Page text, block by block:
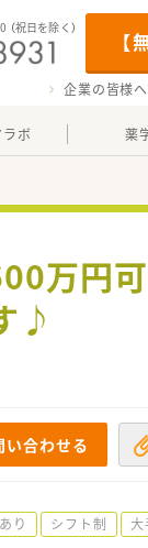
【
（祝日を除く）
企業の皆様へ
ボ 薬
600万
♪
い合わせる
り シフト制 大